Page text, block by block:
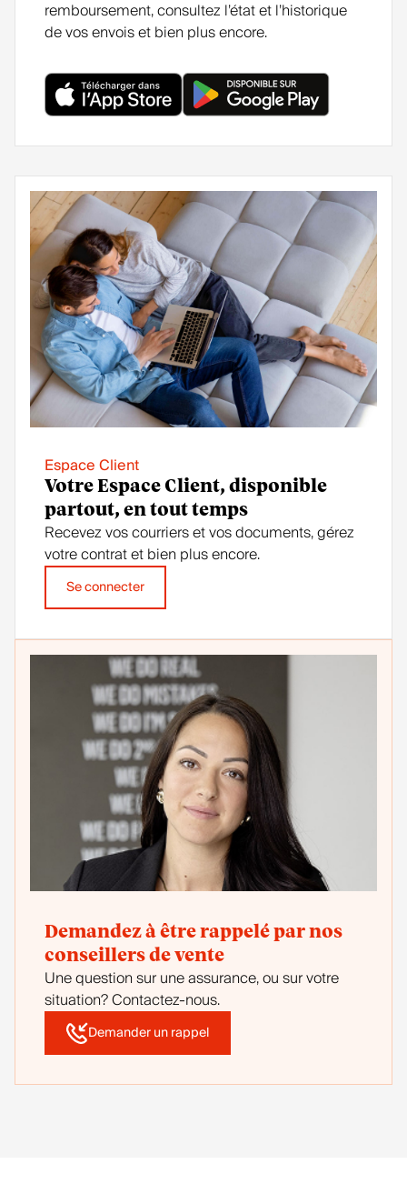
remboursement, consultez l’état et l’historique
de vos envois et bien plus encore.
Espace Client
Votre Espace Client, disponible
partout, en tout temps
Recevez vos courriers et vos documents, gérez
votre contrat et bien plus encore.
Se connecter
Demandez à être rappelé par nos
conseillers de vente
Une question sur une assurance, ou sur votre
situation? Contactez-nous.
Demander un rappel